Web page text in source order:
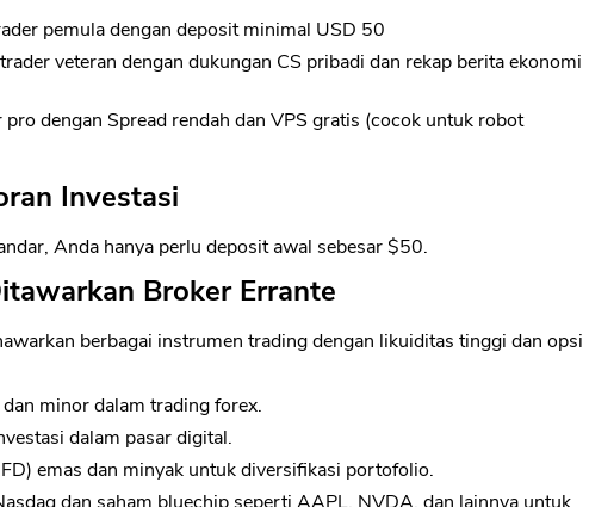
pemula dengan deposit minimal USD 50
veteran dengan dukungan CS pribadi dan rekap berita ekonomi
dengan Spread rendah dan VPS gratis (cocok untuk robot
Investasi
Anda hanya perlu deposit awal sebesar $50.
Broker Errante
berbagai instrumen trading dengan likuiditas tinggi dan opsi
minor dalam trading forex.
dalam pasar digital.
emas dan minyak untuk diversifikasi portofolio.